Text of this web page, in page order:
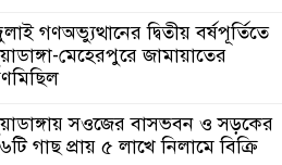
গণঅভ্যুত্থানের দ্বিতীয় বর্ষপূর্তিতে
মেহেরপুরে জামায়াতের
সওজের বাসভবন ও সড়কের
গাছ প্রায় ৫ লাখে নিলামে বিক্রি